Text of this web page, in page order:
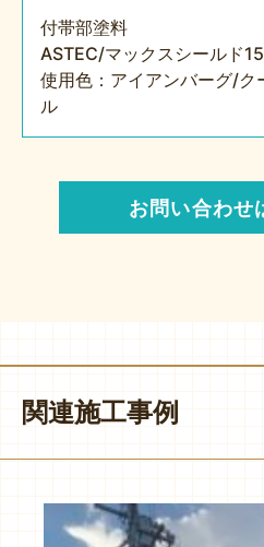
付帯部塗料
ASTEC/マックスシールド
使用色：アイアンバーグ/ク
ル
お問い合わせ
関連施工事例